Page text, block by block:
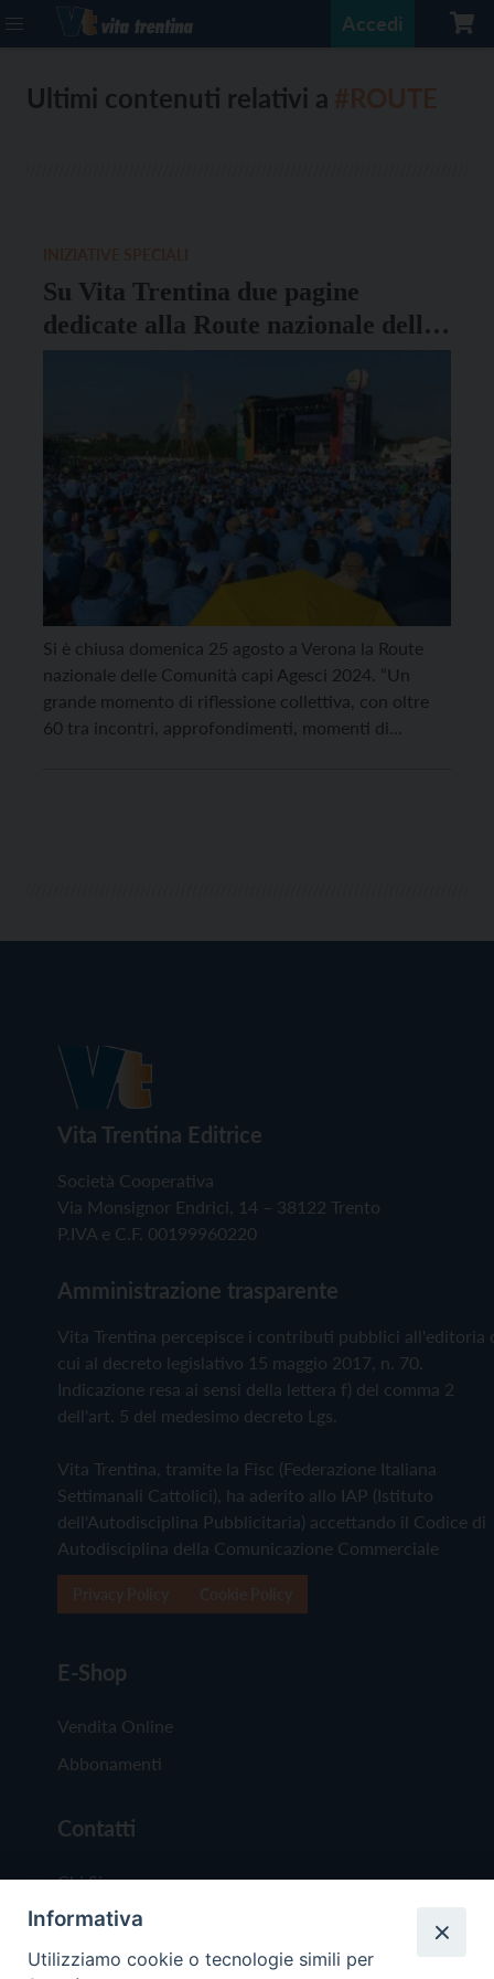
Accedi
Ultimi contenuti relativi a
Su Vita Trentina due pagine
dedicate alla Route nazionale delle
Comunità capi Agesci 2024
Si è chiusa domenica 25 agosto a Verona la Route
nazionale delle Comunità capi Agesci 2024. “Un
grande momento di riflessione collettiva, con oltre
60 tra incontri, approfondimenti, momenti di
Vita Trentina Editrice
Società Cooperativa
Via Monsignor Endrici, 14 – 38122 Trento
P.IVA e C.F. 00199960220
Amministrazione trasparente
Vita Trentina percepisce i contributi pubblici all'editoria
cui al decreto legislativo 15 maggio 2017, n. 70.
Indicazione resa ai sensi della lettera f) del comma 2
dell'art. 5 del medesimo decreto Lgs.
Vita Trentina, tramite la Fisc (Federazione Italiana
Settimanali Cattolici), ha aderito allo IAP (Istituto
dell'Autodisciplina Pubblicitaria) accettando il Codice di
Autodisciplina della Comunicazione Commerciale
E-Shop
Vendita Online
Abbonamenti
Contatti
Chi Siamo
Redazione
Scrivici
Informativa
Utilizziamo cookie o tecnologie simili per